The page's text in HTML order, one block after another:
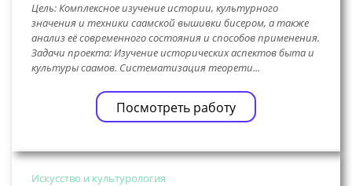
Цель: Комплексное изучение истории, культурного
значения и техники саамской вышивки бисером, а также
анализ её современного состояния и способов применения.
Задачи проекта: Изучение исторических аспектов быта и
культуры саамов. Систематизация теорети...
Посмотреть работу
Искусство и культурология